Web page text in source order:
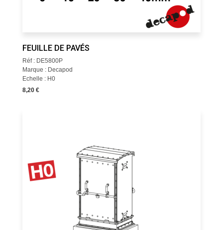
FEUILLE DE PAVÉS
Réf : DE5800P
Marque : Decapod
Echelle : H0
8,20 €